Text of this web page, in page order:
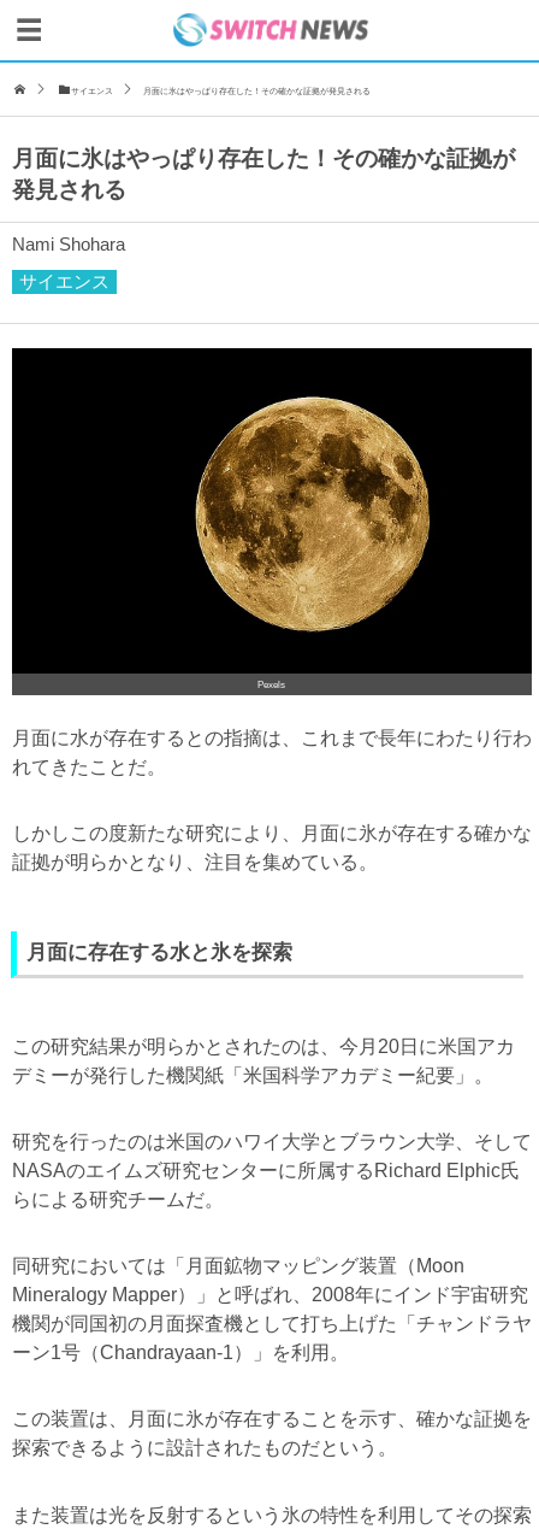
サイエンス 月面に氷はやっぱり存在した！その確かな証拠が発見される
月面に氷はやっぱり存在した！その確かな証拠が
発見される
Nami Shohara
サイエンス
Pexels
月面に水が存在するとの指摘は、これまで長年にわたり行わ
れてきたことだ。
しかしこの度新たな研究により、月面に氷が存在する確かな
証拠が明らかとなり、注目を集めている。
月面に存在する水と氷を探索
この研究結果が明らかとされたのは、今月20日に米国アカ
デミーが発行した機関紙「米国科学アカデミー紀要」。
研究を行ったのは米国のハワイ大学とブラウン大学、そして
NASAのエイムズ研究センターに所属するRichard Elphic氏
らによる研究チームだ。
同研究においては「月面鉱物マッピング装置（Moon
Mineralogy Mapper）」と呼ばれ、2008年にインド宇宙研究
機関が同国初の月面探査機として打ち上げた「チャンドラヤ
ーン1号（Chandrayaan-1）」を利用。
この装置は、月面に氷が存在することを示す、確かな証拠を
探索できるように設計されたものだという。
また装置は光を反射するという氷の特性を利用してその探索